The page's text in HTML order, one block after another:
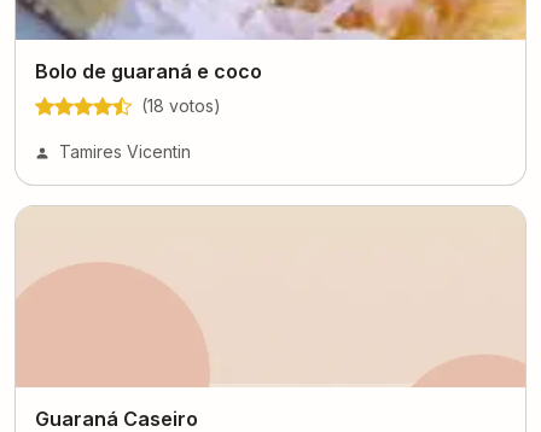
Bolo de guaraná e coco
(18 votos)
Tamires Vicentin
Guaraná Caseiro